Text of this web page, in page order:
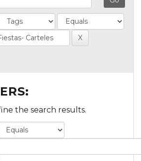
the search results.